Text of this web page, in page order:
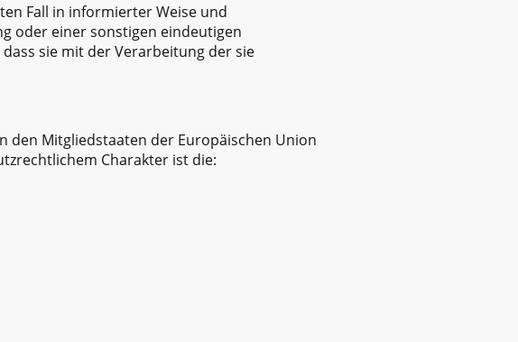
Fall in informierter Weise und
oder einer sonstigen eindeutigen
sie mit der Verarbeitung der sie
Mitgliedstaaten der Europäischen Union
Charakter ist die: